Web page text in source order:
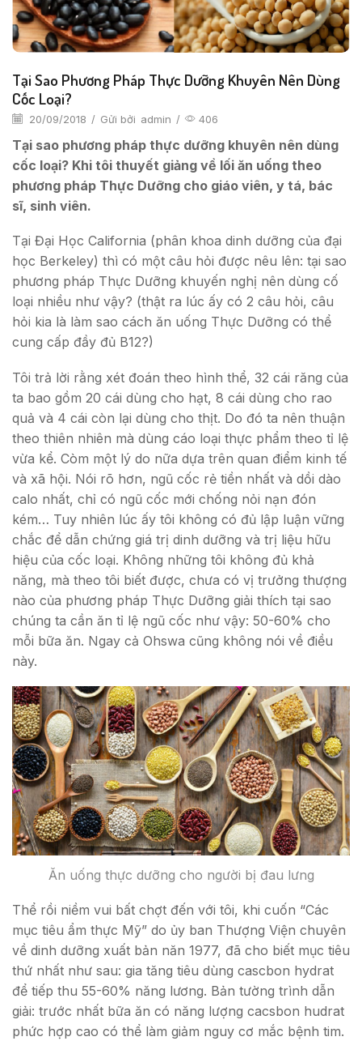
Tại Sao Phương Pháp Thực Dưỡng Khuyên Nên Dùng
Cốc Loại?
20/09/2018 / Gửi bởi admin / 406
Tại sao phương pháp thực dưỡng khuyên nên dùng
cốc loại? Khi tôi thuyết giảng về lối ăn uống theo
phương pháp Thực Dưỡng cho giáo viên, y tá, bác
sĩ, sinh viên.
Tại Đại Học California (phân khoa dinh dưỡng của đại
học Berkeley) thì có một câu hỏi được nêu lên: tại sao
phương pháp Thực Dưỡng khuyến nghị nên dùng cố
loại nhiều như vậy? (thật ra lúc ấy có 2 câu hỏi, câu
hỏi kia là làm sao cách ăn uống Thực Dưỡng có thể
cung cấp đầy đủ B12?)
Tôi trả lời rằng xét đoán theo hình thể, 32 cái răng của
ta bao gồm 20 cái dùng cho hạt, 8 cái dùng cho rao
quả và 4 cái còn lại dùng cho thịt. Do đó ta nên thuận
theo thiên nhiên mà dùng cáo loại thực phẩm theo tỉ lệ
vừa kể. Còm một lý do nữa dựa trên quan điểm kinh tế
và xã hội. Nói rõ hơn, ngũ cốc rẻ tiền nhất và dồi dào
calo nhất, chỉ có ngũ cốc mới chống nỏi nạn đón
kém… Tuy nhiên lúc ấy tôi không có đủ lập luận vững
chắc để dẫn chứng giá trị dinh dưỡng và trị liệu hữu
hiệu của cốc loại. Không những tôi không đủ khả
năng, mà theo tôi biết được, chưa có vị trưởng thượng
nào của phương pháp Thực Dưỡng giải thích tại sao
chúng ta cần ăn tỉ lệ ngũ cốc như vậy: 50-60% cho
mỗi bữa ăn. Ngay cả Ohswa cũng không nói về điều
này.
Ăn uống thực dưỡng cho người bị đau lưng
Thể rồi niềm vui bất chợt đến với tôi, khi cuốn “Các
mục tiêu ẩm thực Mỹ” do ủy ban Thượng Viện chuyên
về dinh dưỡng xuất bản năn 1977, đã cho biết mục tiêu
thứ nhất như sau: gia tăng tiêu dùng cascbon hydrat
để tiếp thu 55-60% năng lương. Bản tường trình dẫn
giải: trước nhất bữa ăn có năng lượng cacsbon hudrat
phức hợp cao có thể làm giảm nguy cơ mắc bệnh tim.